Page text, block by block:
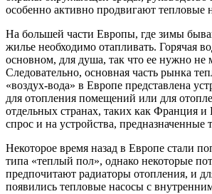
особенно активно продвигают тепловые
На большей части Европы, где зимы
жилье необходимо отапливать. Горячая
основном, для душа, так что ее нужно не
Следовательно, основная часть рынка
«воздух-вода» в Европе представлена
для отопления помещений или для
отдельных странах, таких как Франция и
спрос и на устройства, предназначенные
Некоторое время назад в Европе стали
типа «теплый пол», однако некоторые
предпочитают радиаторы отопления, и
появились тепловые насосы с